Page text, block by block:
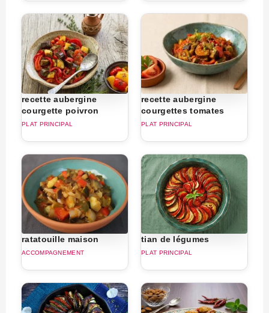
recette aubergine
courgette poivron
PLAT PRINCIPAL
recette aubergine
courgettes tomates
PLAT PRINCIPAL
ratatouille maison
ACCOMPAGNEMENT
tian de légumes
PLAT PRINCIPAL